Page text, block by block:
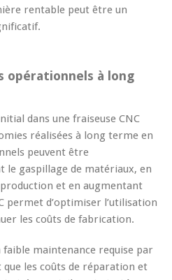
rentable peut être un
opérationnels à long
dans une fraiseuse CNC
réalisées à long terme en
peuvent être
le gaspillage de matériaux, en
et en augmentant
permet d’optimiser l’utilisation
les coûts de fabrication.
maintenance requise par
les coûts de réparation et